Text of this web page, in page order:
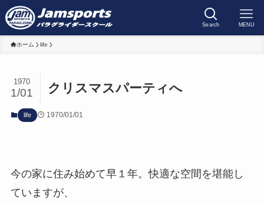
Search MENU
ホーム life
クリスマスパーティへ
1970
1/01
life 1970/01/01
今の家に住み始めて早１年。快適な空間を堪能し
ていますが、